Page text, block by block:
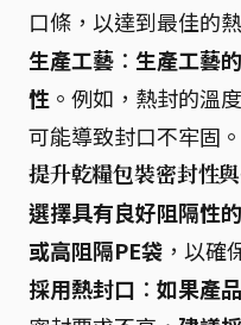
口條，以達到最佳的
生產工藝 ： 生產工藝
性 。例如，熱封的溫
可能導致封口不牢固。
提升乾糧包裝密封性
選擇具有良好阻隔性
或高阻隔PE袋 ，以確
採用熱封口 ： 如果產